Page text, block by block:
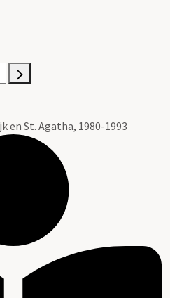
en St. Agatha, 1980-1993